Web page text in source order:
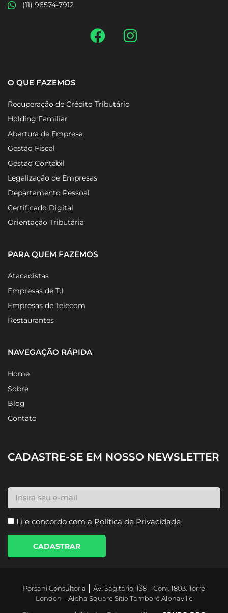
(11) 3090-2324
O QUE FAZEMOS
Recuperação de Crédito Tributário
Holding Familiar
Abertura de Empresa
Gestão Fiscal
Gestão Contábil
Legalização de Empresas
Departamento Pessoal
Certificado Digital
PARA QUEM FAZEMOS
Atacadistas
Empresas de T.I
Empresas de Telecom
NAVEGAÇÃO RÁPIDA
Home
Sobre
Blog
Política de Privacidade